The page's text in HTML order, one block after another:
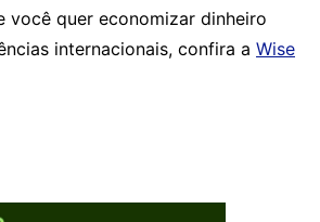
você quer economizar dinheiro
internacionais, confira a Wise